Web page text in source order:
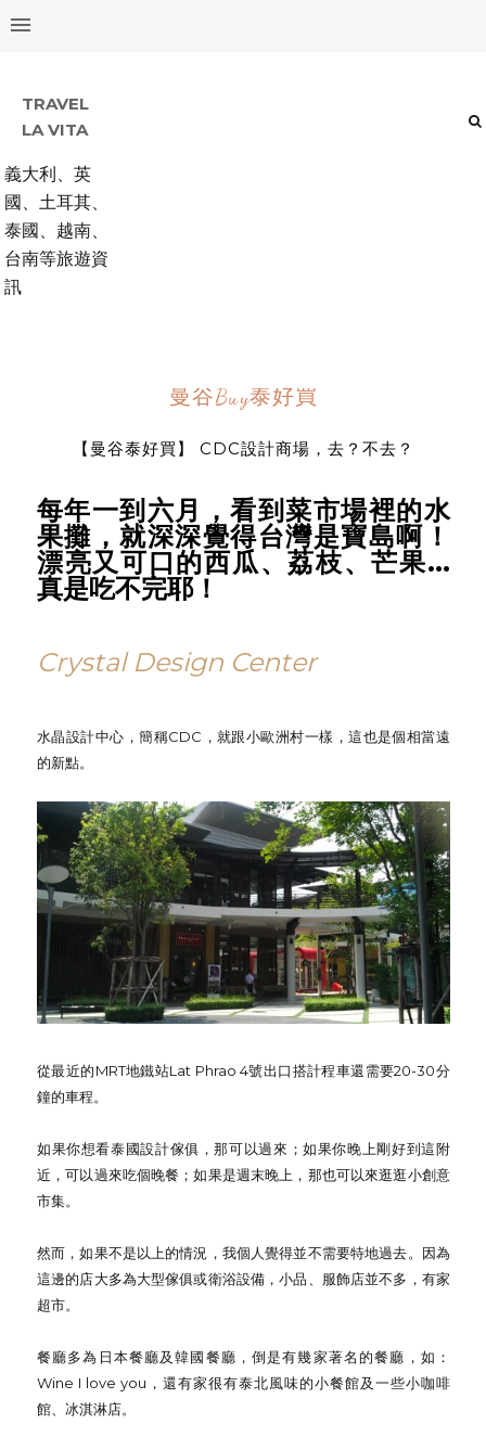
TRAVEL
LA VITA
義大利、英
國、土耳其、
泰國、越南、
台南等旅遊資
訊
曼谷Buy泰好買
【曼谷泰好買】 CDC設計商場，去？不去？
每年一到六月，看到菜市場裡的水
果攤，就深深覺得台灣是寶島啊！
漂亮又可口的西瓜、荔枝、芒果...
真是吃不完耶！
Crystal Design Center
水晶設計中心，簡稱CDC，就跟小歐洲村一樣，這也是個相當遠
的新點。
從最近的MRT地鐵站Lat Phrao 4號出口搭計程車還需要20-30分
鐘的車程。
如果你想看泰國設計傢俱，那可以過來；如果你晚上剛好到這附
近，可以過來吃個晚餐；如果是週末晚上，那也可以來逛逛小創意
市集。
然而，如果不是以上的情況，我個人覺得並不需要特地過去。因為
這邊的店大多為大型傢俱或衛浴設備，小品、服飾店並不多，有家
超市。
餐廳多為日本餐廳及韓國餐廳，倒是有幾家著名的餐廳，如：
Wine I love you，還有家很有泰北風味的小餐館及一些小咖啡
館、冰淇淋店。